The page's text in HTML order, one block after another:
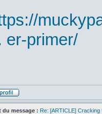
er-primer/
du message : Re: [ARTICLE] Cracking